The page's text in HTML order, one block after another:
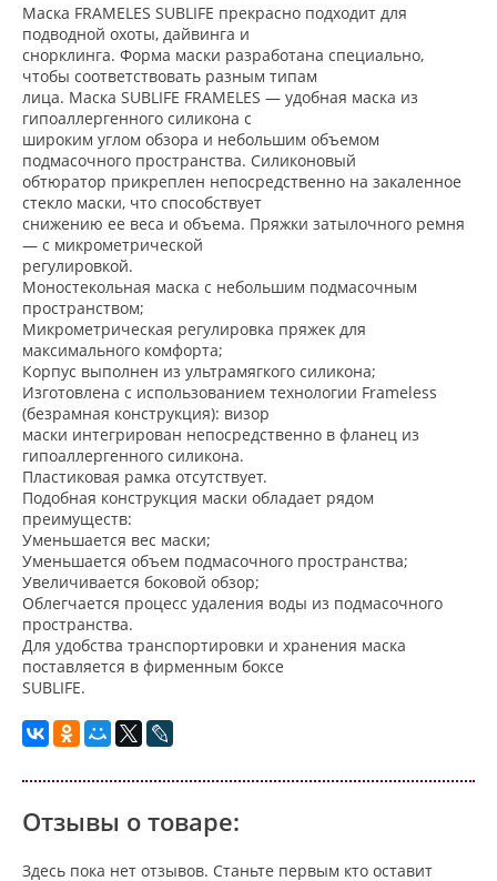
Маска FRAMELES SUBLIFE прекрасно подходит для
подводной охоты, дайвинга и
снорклинга. Форма маски разработана специально,
чтобы соответствовать разным типам
лица. Маска SUBLIFE FRAMELES — удобная маска из
гипоаллергенного силикона с
широким углом обзора и небольшим объемом
подмасочного пространства. Силиконовый
обтюратор прикреплен непосредственно на закаленное
стекло маски, что способствует
снижению ее веса и объема. Пряжки затылочного ремня
— с микрометрической
регулировкой.
Моностекольная маска с небольшим подмасочным
пространством;
Микрометрическая регулировка пряжек для
максимального комфорта;
Корпус выполнен из ультрамягкого силикона;
Изготовлена с использованием технологии Frameless
(безрамная конструкция): визор
маски интегрирован непосредственно в фланец из
гипоаллергенного силикона.
Пластиковая рамка отсутствует.
Подобная конструкция маски обладает рядом
преимуществ:
Уменьшается вес маски;
Уменьшается объем подмасочного пространства;
Увеличивается боковой обзор;
Облегчается процесс удаления воды из подмасочного
пространства.
Для удобства транспортировки и хранения маска
поставляется в фирменным боксе
SUBLIFE.
Отзывы о товаре:
Здесь пока нет отзывов. Станьте первым кто оставит